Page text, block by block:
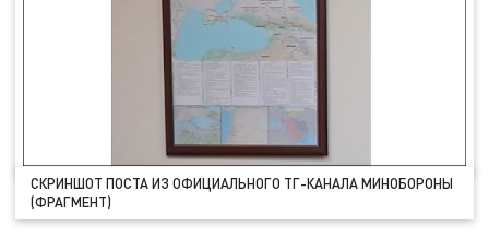
СКРИНШОТ ПОСТА ИЗ ОФИЦИАЛЬНОГО ТГ-КАНАЛА МИНОБОРОНЫ
(ФРАГМЕНТ)